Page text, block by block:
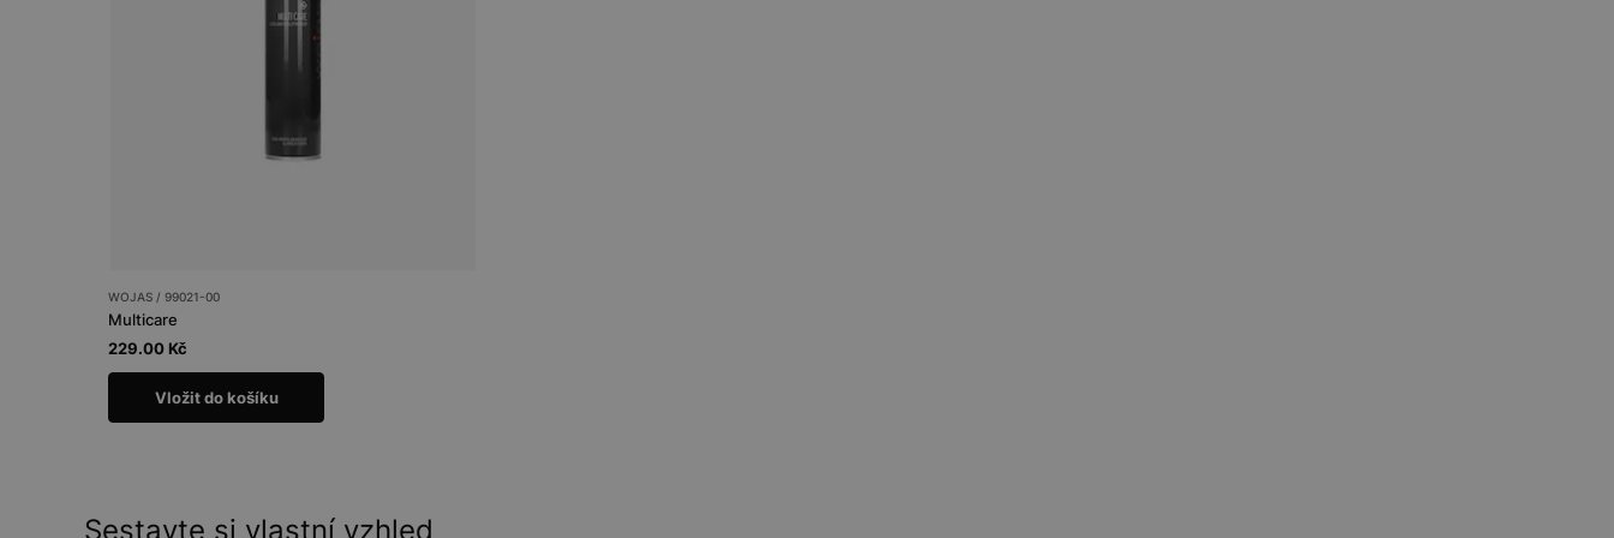
WOJAS / 99021-00
Multicare
229.00 Kč
Vložit do košíku
Sestavte si vlastní vzhled